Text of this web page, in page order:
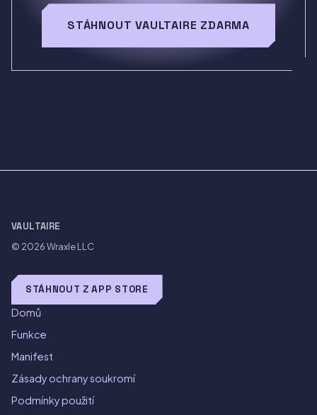
STÁHNOUT VAULTAIRE ZDARMA
VAULTAIRE
© 2026Wraxle LLC
STÁHNOUT Z APP STORE
Domů
Funkce
Manifest
Zásady ochrany soukromí
Podmínky použití